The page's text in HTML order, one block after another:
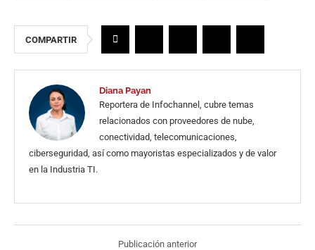
COMPARTIR
Diana Payan
Reportera de Infochannel, cubre temas
relacionados con proveedores de nube,
conectividad, telecomunicaciones,
ciberseguridad, así como mayoristas especializados y de valor
en la Industria TI.
Publicación anterior